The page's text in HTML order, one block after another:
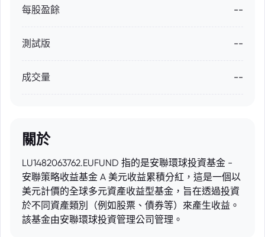
每股盈餘 --
測試版 --
成交量 --
關於
LU1482063762.EUFUND 指的是安聯環球投資基金 -
安聯策略收益基金 A 美元收益累積分紅，這是一個以
美元計價的全球多元資產收益型基金，旨在透過投資
於不同資產類別（例如股票、債券等）來產生收益。
該基金由安聯環球投資管理公司管理。